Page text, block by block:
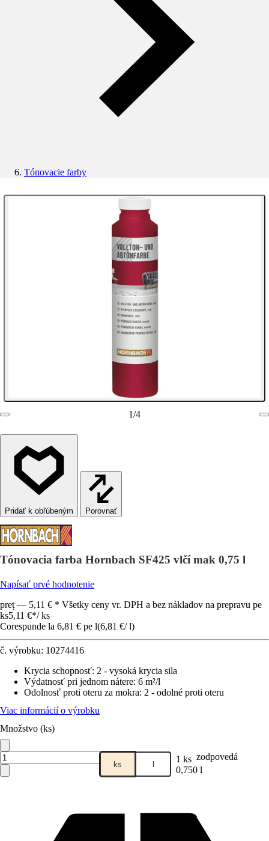
Tónovacie farby
1/4
Porovnať
Tónovacia farba Hornbach SF425 vlčí mak 0,75 l
Napísať prvé hodnotenie
preț — 5,11 € * Všetky ceny vr. DPH a bez nákladov na prepravu pe
ks5,11 €*/ ks
Corespunde la 6,81 € pe l(6,81 €/ l)
č. výrobku: 10274416
Krycia schopnosť: 2 - vysoká krycia sila
Výdatnosť pri jednom nátere: 6 m²/l
Odolnosť proti oteru za mokra: 2 - odolné proti oteru
Viac informácií o výrobku
Množstvo (ks)
ks l 1 ks zodpovedá
0,750 l